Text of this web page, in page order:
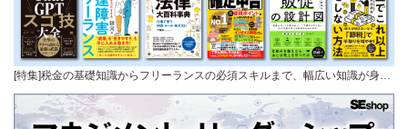
[特集]税金の基礎知識からフリーランスの必須スキルまで、幅広い知識が身…